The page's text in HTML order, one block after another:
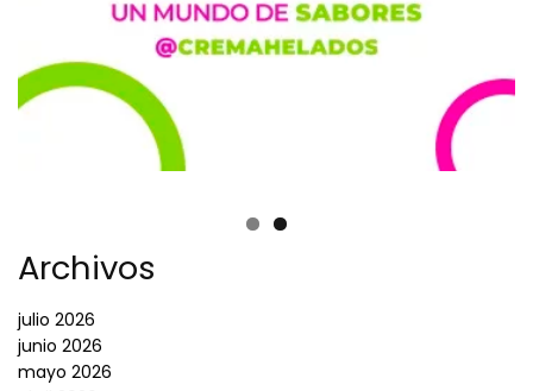
Archivos
julio 2026
junio 2026
mayo 2026